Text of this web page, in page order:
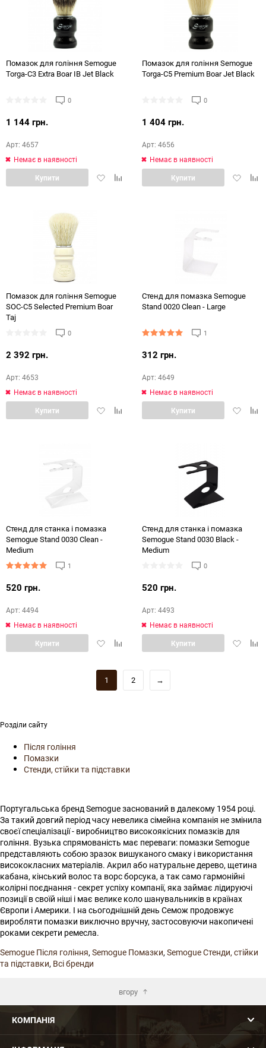
Помазок для гоління Semogue
Torga-C3 Extra Boar IB Jet Black
0
1 144 грн.
Арт: 4657
Немає в наявності
ДодатиДодати
Купити
Помазок для гоління Semogue
Torga-C5 Premium Boar Jet Black
0
1 404 грн.
Арт: 4656
Немає в наявності
Додати
Купити
Помазок для гоління Semogue
SOC-C5 Selected Premium Boar
Taj
0
2 392 грн.
Арт: 4653
Немає в наявності
ДодатиДодати
Купити
Стенд для помазка Semogue
Stand 0020 Clean - Large
1
312 грн.
Арт: 4649
Немає в наявності
Додати
Купити
Стенд для станка і помазка
Semogue Stand 0030 Clean -
Medium
1
520 грн.
Арт: 4494
Немає в наявності
ДодатиДодати
Купити
Стенд для станка і помазка
Semogue Stand 0030 Black -
Medium
0
520 грн.
Арт: 4493
Немає в наявності
Додати
Купити
1 2 →
Розділи сайту
Після гоління
Помазки
Стенди, стійки та підставки
Португальська бренд Semogue заснований в далекому 1954 році.
За такий довгий період часу невелика сімейна компанія не змінила
своєї спеціалізації - виробництво високоякісних помазків для
гоління. Вузька спрямованість має переваги: помазки Semogue
представляють собою зразок вишуканого смаку і використання
висококласних матеріалів. Акрил або натуральне дерево, щетина
кабана, кінський волос та ворс борсука, а так само гармонійні
колірні поєднання - секрет успіху компанії, яка займає лідируючі
позиції в своїй ніші і має велике коло шанувальників в країнах
Європи і Америки. І на сьогоднішній день Семож продовжує
виробляти помазки виключно вручну, застосовуючи накопичені
роками секрети ремесла.
Semogue Після гоління,Semogue Помазки,Semogue Стенди, стійки
та підставки, Всі бренди
вгору
КОМПАНІЯ